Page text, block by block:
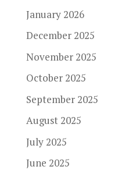
January 2026
December 2025
November 2025
October 2025
September 2025
August 2025
July 2025
June 2025